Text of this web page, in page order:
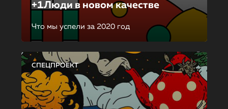
+1Люди в новом качестве
Что мы успели за 2020 год
СПЕЦПРОЕКТ